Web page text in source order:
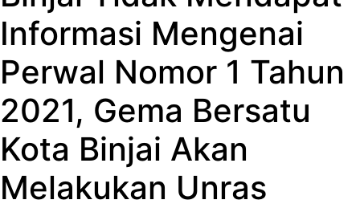
Informasi Mengenai
Perwal Nomor 1 Tahun
2021, Gema Bersatu
Kota Binjai Akan
Melakukan Unras